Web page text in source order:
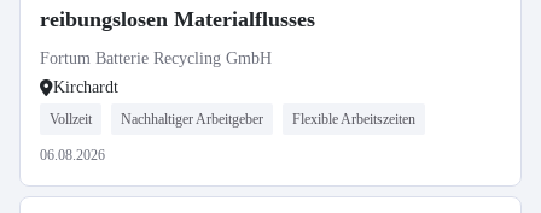
reibungslosen Materialflusses
Fortum Batterie Recycling GmbH
Kirchardt
Vollzeit Nachhaltiger Arbeitgeber Flexible Arbeitszeiten
06.08.2026